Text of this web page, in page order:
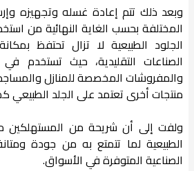
وبعد ذلك تتم إعادة غسله وتجهيزه
المختلفة بحسب الغاية النهائية من
الجلود الطبيعية لا تزال تحتفظ
الصناعات التقليدية، حيث تستخدم
والمفروشات المخصصة للمنازل
منتجات أخرى تعتمد على الجلد الطبيعي
ولفت إلى أن شريحة من المستهلكين
الطبيعية لما تتمتع به من جودة
الصناعية المتوفرة في الأسواق.